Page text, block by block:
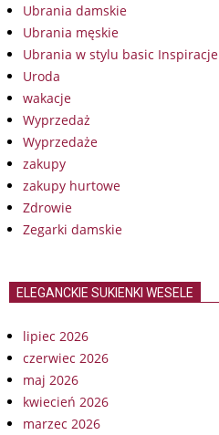
Ubrania damskie
Ubrania męskie
Ubrania w stylu basic Inspiracje
Uroda
wakacje
Wyprzedaż
Wyprzedaże
zakupy
zakupy hurtowe
Zdrowie
Zegarki damskie
ELEGANCKIE SUKIENKI WESELE
lipiec 2026
czerwiec 2026
maj 2026
kwiecień 2026
marzec 2026